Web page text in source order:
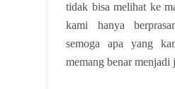
tidak bisa melihat ke
kami hanya
semoga apa yang
memang benar menjadi